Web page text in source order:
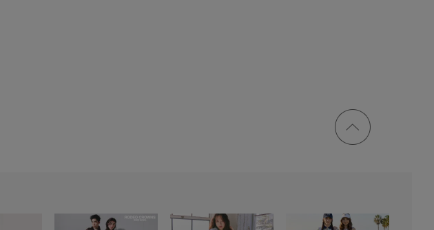
ページ
トップ